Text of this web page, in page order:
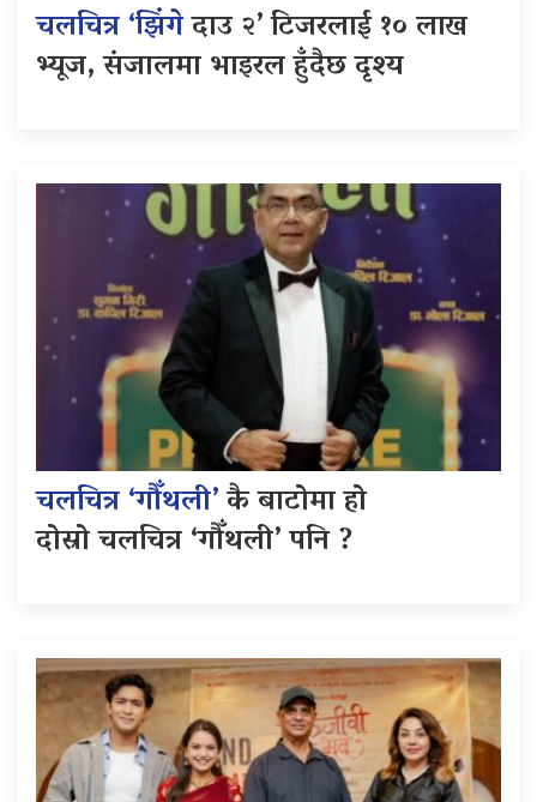
चलचित्र ‘झिंगेदाउ २’ टिजरलाई १० लाख
भ्यूज, संजालमा भाइरल हुँदैछ दृश्य
चलचित्र ‘गौँथली’कै बाटोमा हो
दोस्रो चलचित्र ‘गौँथली’ पनि ?